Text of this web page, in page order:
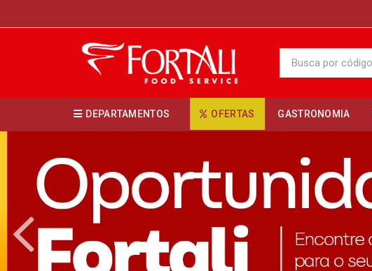
DEPARTAMENTOS OFERTAS GASTRONOMIA